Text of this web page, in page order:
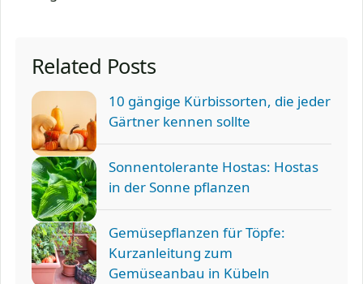
Related Posts
10 gängige Kürbissorten, die jeder
Gärtner kennen sollte
Sonnentolerante Hostas: Hostas
in der Sonne pflanzen
Gemüsepflanzen für Töpfe:
Kurzanleitung zum
Gemüseanbau in Kübeln